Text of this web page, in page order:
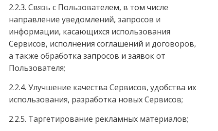
2.2.3. Связь с Пользователем, в том числе
направление уведомлений, запросов и
информации, касающихся использования
Сервисов, исполнения соглашений и договоров,
а также обработка запросов и заявок от
Пользователя;
2.2.4. Улучшение качества Сервисов, удобства их
использования, разработка новых Сервисов;
2.2.5. Таргетирование рекламных материалов;